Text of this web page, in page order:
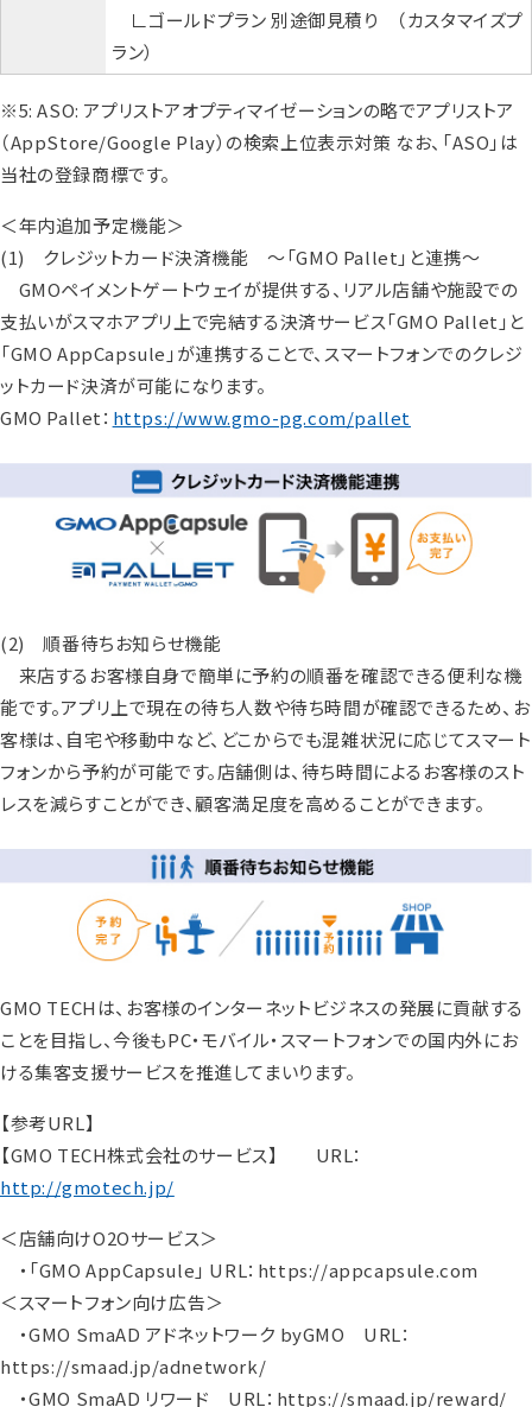
∟ゴールドプラン 別途御見積り （カスタマイズプ
ラン）
※5: ASO: アプリストアオプティマイゼーションの略でアプリストア
（AppStore/Google Play）の検索上位表示対策 なお、「ASO」は
当社の登録商標です。
＜年内追加予定機能＞
(1) クレジットカード決済機能 ～「GMO Pallet」と連携～
GMOペイメントゲートウェイが提供する、リアル店舗や施設での
支払いがスマホアプリ上で完結する決済サービス「GMO Pallet」と
「GMO AppCapsule」が連携することで、スマートフォンでのクレジ
ットカード決済が可能になります。
GMO Pallet： https://www.gmo-pg.com/pallet
(2) 順番待ちお知らせ機能
来店するお客様自身で簡単に予約の順番を確認できる便利な機
能です。アプリ上で現在の待ち人数や待ち時間が確認できるため、お
客様は、自宅や移動中など、どこからでも混雑状況に応じてスマート
フォンから予約が可能です。店舗側は、待ち時間によるお客様のスト
レスを減らすことができ、顧客満足度を高めることができます。
GMO TECHは、お客様のインターネットビジネスの発展に貢献する
ことを目指し、今後もPC・モバイル・スマートフォンでの国内外にお
ける集客支援サービスを推進してまいります。
【参考URL】
【GMO TECH株式会社のサービス】 URL：
http://gmotech.jp/
＜店舗向けO2Oサービス＞
・「GMO AppCapsule」 URL：https://appcapsule.com
＜スマートフォン向け広告＞
・GMO SmaAD アドネットワーク byGMO URL：
https://smaad.jp/adnetwork/
・GMO SmaAD リワード URL：https://smaad.jp/reward/